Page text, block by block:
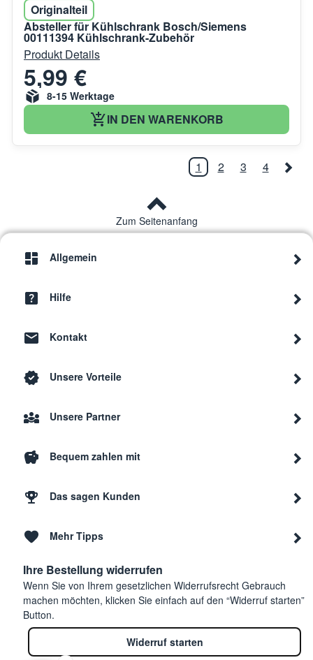
Originalteil
Absteller für Kühlschrank Bosch/Siemens
00111394 Kühlschrank-Zubehör
Produkt Details
5,99 €
8-15 Werktage
IN DEN WARENKORB
1 2 3 4
Zum Seitenanfang
Allgemein
Hilfe
Kontakt
Unsere Vorteile
Unsere Partner
Bequem zahlen mit
Das sagen Kunden
Mehr Tipps
Ihre Bestellung widerrufen
Wenn Sie von Ihrem gesetzlichen Widerrufsrecht Gebrauch
machen möchten, klicken Sie einfach auf den “Widerruf starten”
Button.
Widerruf starten